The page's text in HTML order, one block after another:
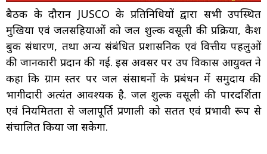
बैठक के दौरान JUSCO के प्रतिनिधियों द्वारा सभी उपस्थित
मुखिया एवं जलसहियाओं को जल शुल्क वसूली की प्रक्रिया, कैश
बुक संधारण, तथा अन्य संबंधित प्रशासनिक एवं वित्तीय पहलुओं
की जानकारी प्रदान की गई. इस अवसर पर उप विकास आयुक्त ने
कहा कि ग्राम स्तर पर जल संसाधनों के प्रबंधन में समुदाय की
भागीदारी अत्यंत आवश्यक है. जल शुल्क वसूली की पारदर्शिता
एवं नियमितता से जलापूर्ति प्रणाली को सतत एवं प्रभावी रूप से
संचालित किया जा सकेगा.